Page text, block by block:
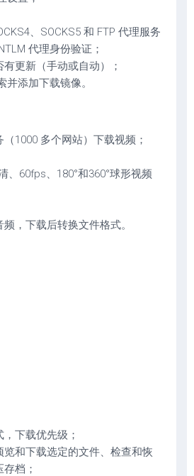
、SOCKS5 和 FTP 代理服务
代理身份验证；
更新（手动或自动）；
添加下载镜像。
1000 多个网站）下载视频；
、60fps、180°和360°球形视频
，下载后转换文件格式。
下载优先级；
览和下载选定的文件、检查和恢
档；